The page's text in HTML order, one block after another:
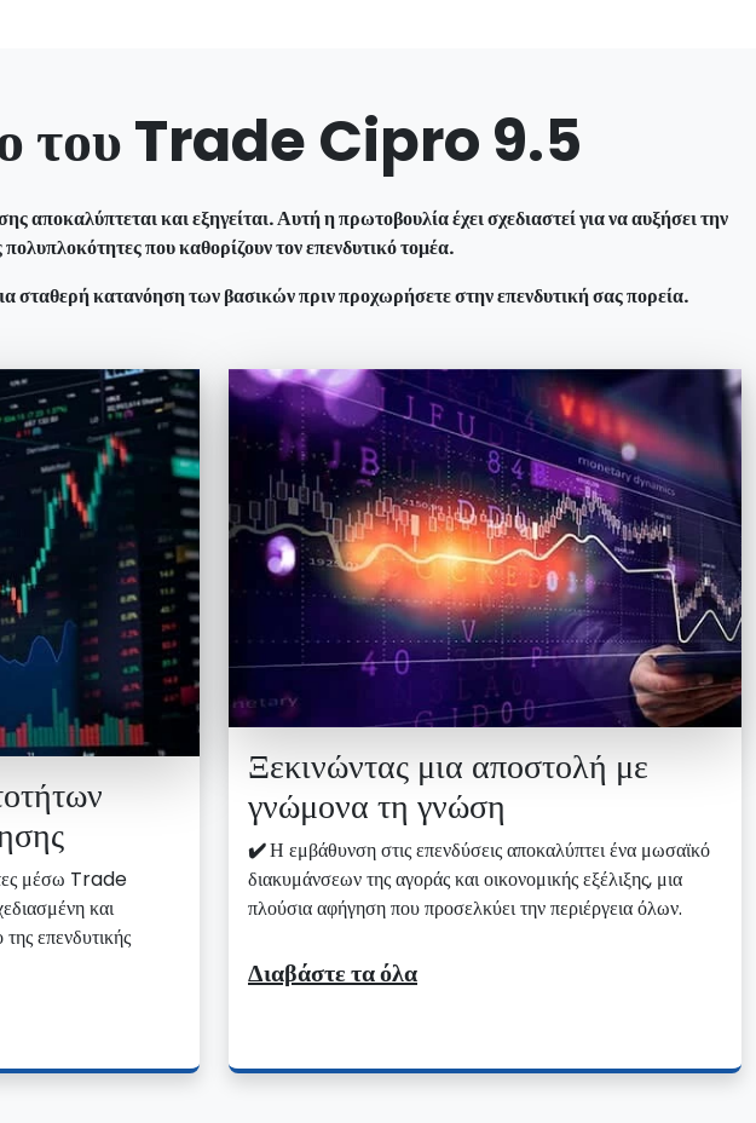
του Trade Cipro 9.5
και εξηγείται. Αυτή η πρωτοβουλία έχει σχεδιαστεί για να αυξήσει την
που καθορίζουν τον επενδυτικό τομέα.
κατανόηση των βασικών πριν προχωρήσετε στην επενδυτική σας πορεία.
μέσω Trade
και
επενδυτικής
Ξεκινώντας μια αποστολή με
γνώμονα τη γνώση
✔️Η εμβάθυνση στις επενδύσεις αποκαλύπτει ένα μωσαϊκό
διακυμάνσεων της αγοράς και οικονομικής εξέλιξης, μια
πλούσια αφήγηση που προσελκύει την περιέργεια όλων.
Διαβάστε τα όλα